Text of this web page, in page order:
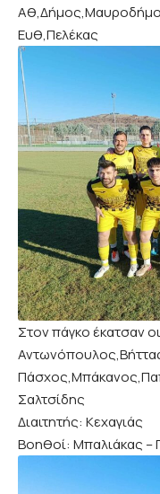
Ευθ,Πελέκας
Στον πάγκο έκατσαν
Σαλτσίδης
Διαιτητής: Κεχαγιάς
Βοηθοί: Μπαλιάκας –